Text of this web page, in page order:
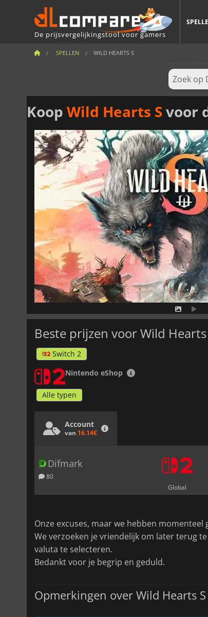
De prijsvergelijkingstool voor gamers
SPELLEN WILD HEARTS S
Koop Wild Hearts Svoor
Beste prijzen voor Wild Hearts
Switch 2
Nintendo eShop
Alle typen
Account
van 16.14€
Difmark
80
Global
Onze excuses, maar we hebben
We verzoeken je vriendelijk om later terug
valuta te selecteren.
Bedankt voor je begrip en geduld.
Opmerkingen over Wild Hearts S